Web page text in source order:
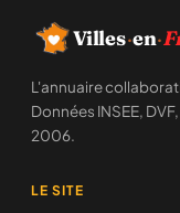
Villes·en·
L'annuaire
Données INSEE,
2006.
LE SITE